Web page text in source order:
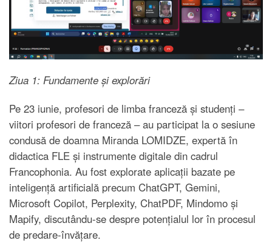
Ziua 1: Fundamente și explorări
Pe 23 iunie, profesori de limba franceză și studenți –
viitori profesori de franceză – au participat la o sesiune
condusă de doamna Miranda LOMIDZE, expertă în
didactica FLE și instrumente digitale din cadrul
Francophonia. Au fost explorate aplicații bazate pe
inteligență artificială precum ChatGPT, Gemini,
Microsoft Copilot, Perplexity, ChatPDF, Mindomo și
Mapify, discutându-se despre potențialul lor în procesul
de predare-învățare.